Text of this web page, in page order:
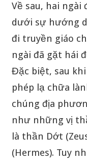
Về sau, hai ngài
dưới sự hướng
đi truyền giáo
ngài đã gặt hái
Đặc biệt, sau
phép lạ chữa
chúng địa
như những vị
là thần Dớt
(Hermes). Tuy